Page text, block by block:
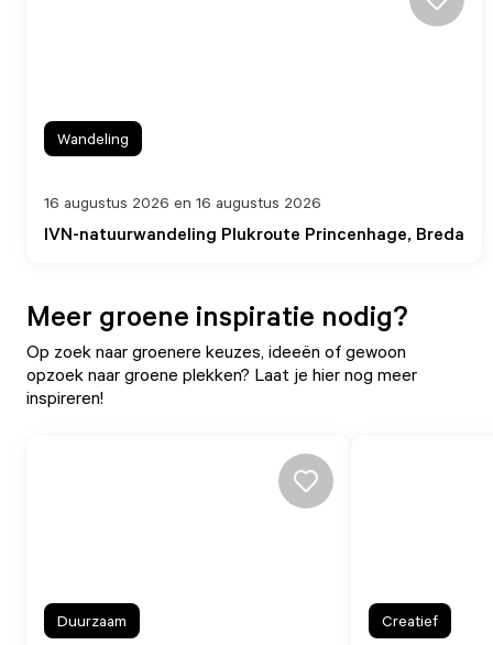
IVN-natuurwandeling Plukroute Princenhage, Breda
16 augustus 2026 en 16 augustus 2026
Wandeling
Meer groene inspiratie nodig?
Op zoek naar groenere keuzes, ideeën of gewoon
opzoek naar groene plekken? Laat je hier nog meer
inspireren!
Duurzaam Creatief